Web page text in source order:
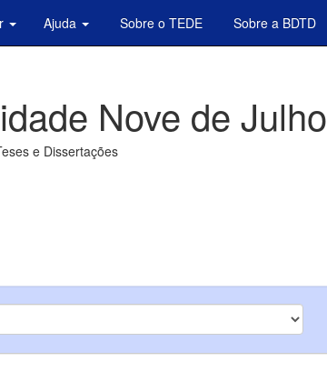
Ajuda Sobre o TEDE Sobre a BDTD
Nove de Julho
e Dissertações